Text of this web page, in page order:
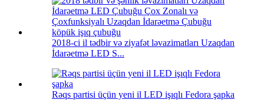
2018-ci il tədbir və ziyafət ləvazimatları Uzaqdan
İdarəetmə LED S...
Rəqs partisi üçün yeni il LED işıqlı Fedora şapka